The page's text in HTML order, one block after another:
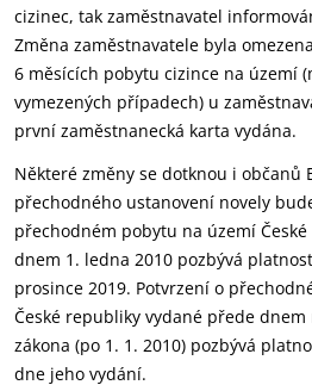
cizinec, tak zaměstnavatel
Změna zaměstnavatele byla
6 měsících pobytu cizince na území
vymezených případech) u
první zaměstnanecká karta vydána.
Některé změny se dotknou i občanů
přechodného ustanovení novely
přechodném pobytu na území
dnem 1. ledna 2010 pozbývá
prosince 2019. Potvrzení o
České republiky vydané přede
zákona (po 1. 1. 2010) pozbývá
dne jeho vydání.